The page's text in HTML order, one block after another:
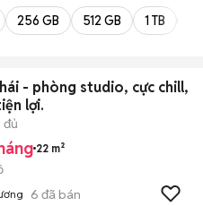
256 GB 512 GB 1 TB
- phòng studio, cực chill,
lợi.
đủ
22 m²
6 đã bán